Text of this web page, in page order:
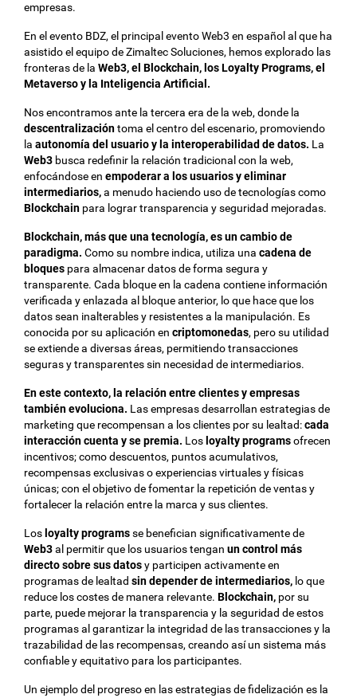
empresas.
En el evento BDZ, el principal evento Web3 en español al que ha
asistido el equipo de Zimaltec Soluciones, hemos explorado las
fronteras de laWeb3, el Blockchain, los Loyalty Programs, el
Metaverso y la Inteligencia Artificial.
Nos encontramos ante la tercera era de la web, donde la
descentralizacióntoma el centro del escenario, promoviendo
laautonomía del usuario y la interoperabilidad de datos. La
Web3 busca redefinir la relación tradicional con la web,
enfocándose enempoderar a los usuarios y eliminar
intermediarios,a menudo haciendo uso de tecnologías como
Blockchain para lograr transparencia y seguridad mejoradas.
Blockchain, más que una tecnología, es un cambio de
paradigma. Como su nombre indica, utiliza unacadena de
bloques para almacenar datos de forma segura y
transparente. Cada bloque en la cadena contiene información
verificada y enlazada al bloque anterior, lo que hace que los
datos sean inalterables y resistentes a la manipulación. Es
conocida por su aplicación encriptomonedas, pero su utilidad
se extiende a diversas áreas, permitiendo transacciones
seguras y transparentes sin necesidad de intermediarios.
En este contexto, la relación entre clientes y empresas
también evoluciona. Las empresas desarrollan estrategias de
marketing que recompensan a los clientes por su lealtad:cada
interacción cuenta y se premia. Losloyalty programsofrecen
incentivos; como descuentos, puntos acumulativos,
recompensas exclusivas o experiencias virtuales y físicas
únicas; con el objetivo de fomentar la repetición de ventas y
fortalecer la relación entre la marca y sus clientes.
Losloyalty programsse benefician significativamente de
Web3al permitir que los usuarios tenganun control más
directo sobre sus datosy participen activamente en
programas de lealtadsin depender de intermediarios, lo que
reduce los costes de manera relevante.Blockchain, por su
parte, puede mejorar la transparencia y la seguridad de estos
programas al garantizar la integridad de las transacciones y la
trazabilidad de las recompensas, creando así un sistema más
confiable y equitativo para los participantes.
Un ejemplo del progreso en las estrategias de fidelización es la